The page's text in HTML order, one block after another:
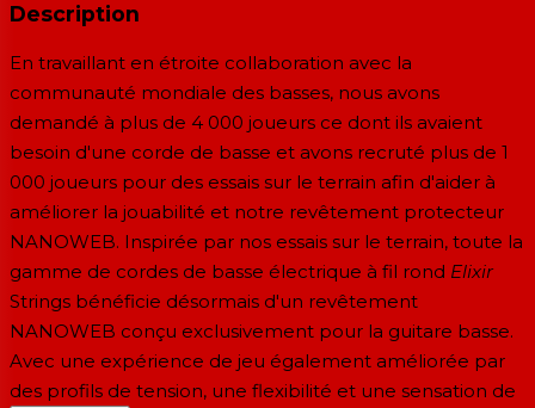
Description
En travaillant en étroite collaboration avec la
communauté mondiale des basses, nous avons
demandé à plus de 4 000 joueurs ce dont ils avaient
besoin d'une corde de basse et avons recruté plus de 1
000 joueurs pour des essais sur le terrain afin d'aider à
améliorer la jouabilité et notre revêtement protecteur
NANOWEB. Inspirée par nos essais sur le terrain, toute la
gamme de cordes de basse électrique à fil rond Elixir
Strings bénéficie désormais d'un revêtement
NANOWEB conçu exclusivement pour la guitare basse.
Avec une expérience de jeu également améliorée par
des profils de tension, une flexibilité et une sensation de